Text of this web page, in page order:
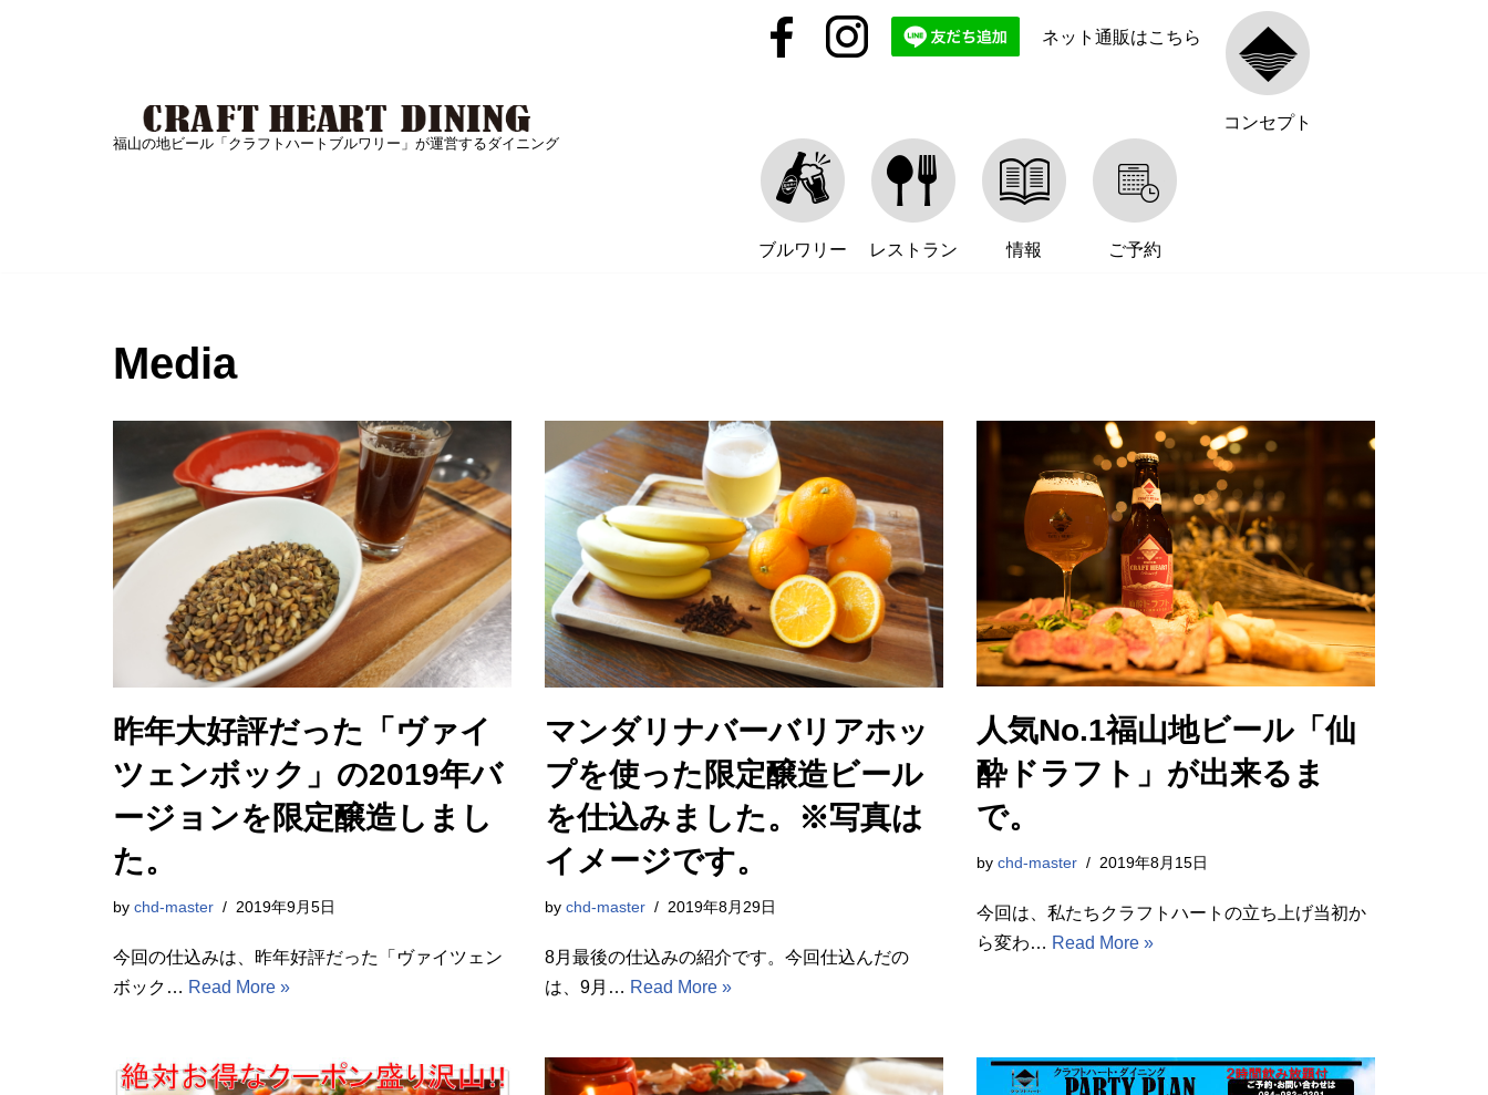
福山の地ビール「クラフトハートブルワリー」が運営するダイニング
ネット通販はこちら
コンセプト
ブルワリー レストラン 情報 ご予約
Media
昨年大好評だった「ヴァイ
ツェンボック」の2019年バ
ージョンを限定醸造しまし
た。
by chd-master 2019年9月5日
今回の仕込みは、昨年好評だった「ヴァイツェン
ボック… Read More »
マンダリナバーバリアホッ
プを使った限定醸造ビール
を仕込みました。※写真は
イメージです。
by chd-master 2019年8月29日
8月最後の仕込みの紹介です。今回仕込んだの
は、9月… Read More »
人気No.1福山地ビール「仙
酔ドラフト」が出来るま
で。
by chd-master 2019年8月15日
今回は、私たちクラフトハートの立ち上げ当初か
ら変わ… Read More »